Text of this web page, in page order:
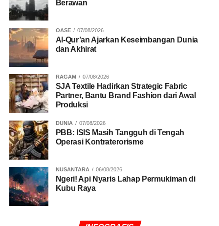
Berawan
OASE 07/08/2026
Al-Qur’an Ajarkan Keseimbangan Dunia
dan Akhirat
RAGAM 07/08/2026
SJA Textile Hadirkan Strategic Fabric
Partner, Bantu Brand Fashion dari Awal
Produksi
DUNIA 07/08/2026
PBB: ISIS Masih Tangguh di Tengah
Operasi Kontraterorisme
NUSANTARA 06/08/2026
Ngeri! Api Nyaris Lahap Permukiman di
Kubu Raya